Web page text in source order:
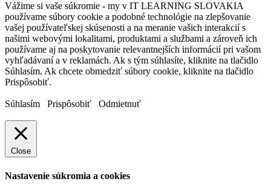
Vážime si vaše súkromie - my v IT LEARNING SLOVAKIA
používame súbory cookie a podobné technológie na zlepšovanie
vašej používateľskej skúsenosti a na meranie vašich interakcií s
našimi webovými lokalitami, produktami a službami a zároveň ich
používame aj na poskytovanie relevantnejších informácií pri vašom
vyhľadávaní a v reklamách. Ak s tým súhlasíte, kliknite na tlačidlo
Súhlasím. Ak chcete obmedziť súbory cookie, kliknite na tlačidlo
Prispôsobiť.
Súhlasím Prispôsobiť Odmietnuť
Close
Nastavenie súkromia a cookies